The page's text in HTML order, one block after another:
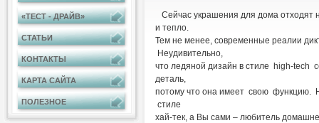
«ТЕСТ - ДРАЙВ»
СТАТЬИ
КОНТАКТЫ
КАРТА САЙТА
ПОЛЕЗНОЕ
Сейчас украшения для дома отходят
и тепло.
Тем не менее, современные реалии
Неудивительно,
что ледяной дизайн в стиле high-tech
деталь,
потому что она имеет свою
стиле
хай-тек, а Вы сами – любитель